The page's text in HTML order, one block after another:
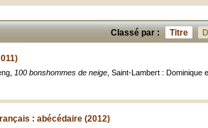
Classé par : Titre
100 bonshommes de neige , Saint-Lambert : Dominique
: abécédaire (2012)